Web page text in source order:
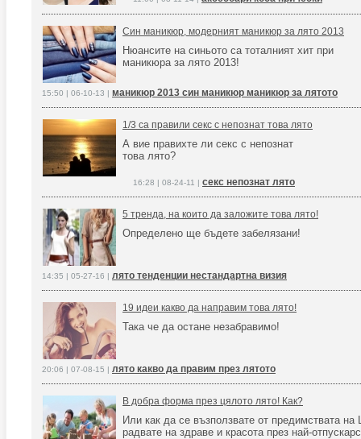
Син маникюр, модерният маникюр за лято 2013
Нюансите на синьото са тоталният хит при
маникюра за лято 2013!
15:50 | 06-10-13 | маникюр 2013 син маникюр маникюр за лятото
1/3 са правили секс с непознат това лято
А вие правихте ли секс с непознат
това лято?
16:28 | 08-24-11 | секс непознат лято
5 тренда, на които да заложите това лято!
Определено ще бъдете забелязани!
14:35 | 05-27-16 | лято тенденции нестандартна визия
19 идеи какво да направим това лято!
Така че да остане незабравимо!
20:06 | 07-08-15 | лято какво да правим през лятото
В добра форма през цялото лято! Как?
Или как да се възползвате от предимствата
радвате на здраве и красота през най-